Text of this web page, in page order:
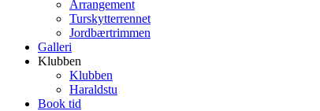
Arrangement
Turskytterrennet
Jordbærtrimmen
Galleri
Klubben
Klubben
Haraldstu
Book tid